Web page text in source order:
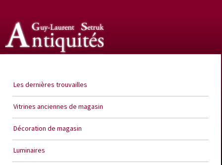
Les dernières trouvailles
Vitrines anciennes de magasin
Décoration de magasin
Luminaires